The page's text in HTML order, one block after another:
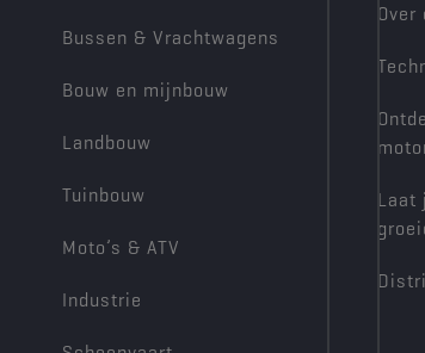
Bussen & Vrachtwagens
Bouw en mijnbouw
Landbouw
Tuinbouw
Moto’s & ATV
Industrie
Over
Laat